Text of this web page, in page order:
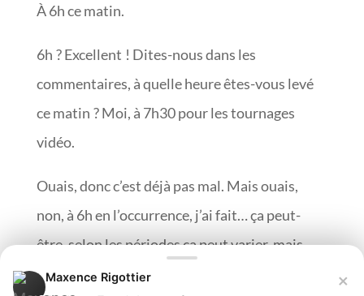
À 6h ce matin.
6h ? Excellent ! Dites-nous dans les
commentaires, à quelle heure êtes-vous levé
ce matin ? Moi, à 7h30 pour les tournages
vidéo.
Ouais, donc c’est déjà pas mal. Mais ouais,
non, à 6h en l’occurrence, j’ai fait… ça peut-
être, selon les périodes ça peut varier, mais
c’est autour de 5h30-6 h justement. Mais la
Maxence Rigottier ×